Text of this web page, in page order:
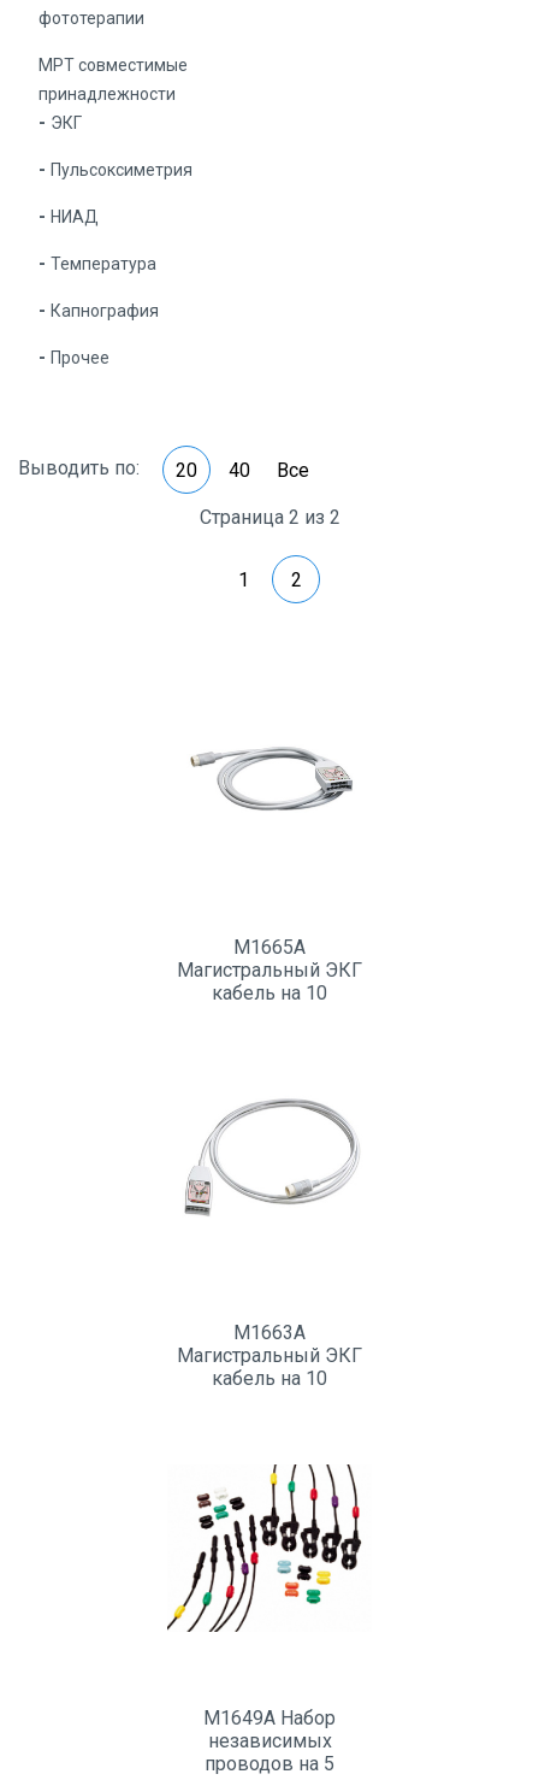
фототерапии
МРТ совместимые
принадлежности
ЭКГ
Пульсоксиметрия
НИАД
Температура
Капнография
Прочее
Выводить по: 20 40 Все
Страница 2 из 2
1 2
M1665A
Магистральный ЭКГ
кабель на 10
M1663A
Магистральный ЭКГ
кабель на 10
M1649A Набор
независимых
проводов на 5